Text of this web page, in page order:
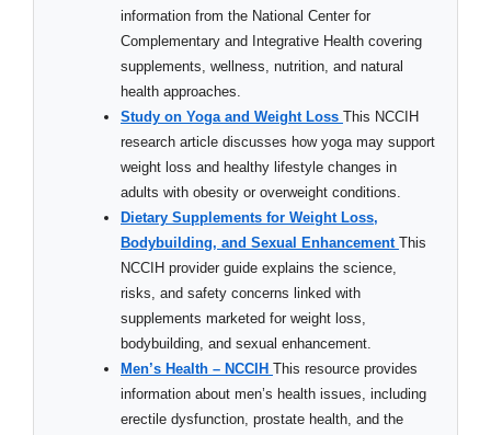
information from the National Center for
Complementary and Integrative Health covering
supplements, wellness, nutrition, and natural
health approaches.
Study on Yoga and Weight Loss This NCCIH
research article discusses how yoga may support
weight loss and healthy lifestyle changes in
adults with obesity or overweight conditions.
Dietary Supplements for Weight Loss,
Bodybuilding, and Sexual Enhancement This
NCCIH provider guide explains the science,
risks, and safety concerns linked with
supplements marketed for weight loss,
bodybuilding, and sexual enhancement.
Men’s Health – NCCIH This resource provides
information about men’s health issues, including
erectile dysfunction, prostate health, and the